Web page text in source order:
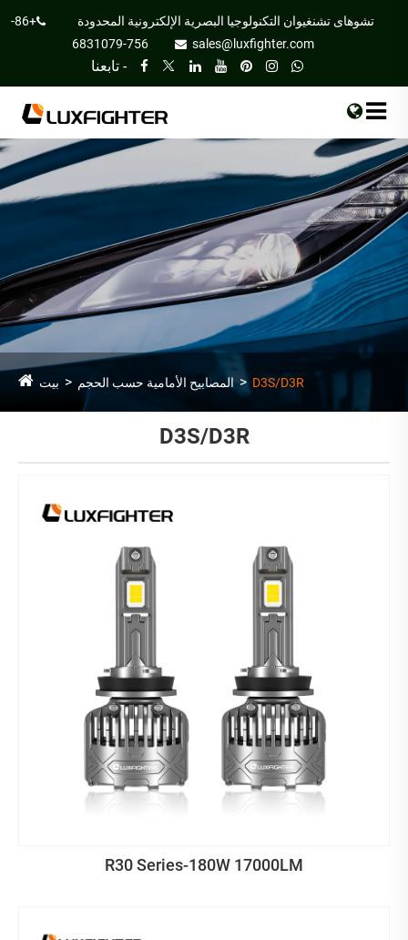
تشوهاى تشنغيوان التكنولوجيا البصرية الإلكترونية المحدودة
+86-
756-6831079
sales@luxfighter.com
تابعنا -
بيت المصابيح الأمامية حسب الحجم D3S/D3R
D3S/D3R
R30 Series-180W 17000LM